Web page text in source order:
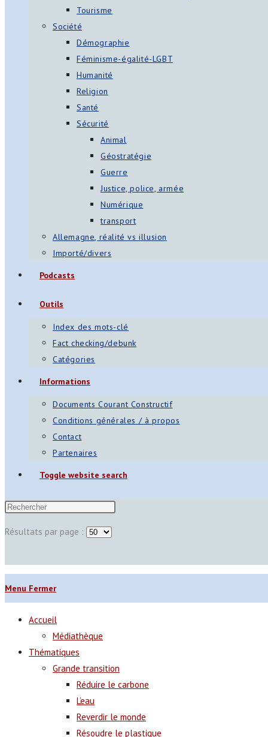
Tourisme
Société
Démographie
Féminisme-égalité-LGBT
Humanité
Religion
Santé
Sécurité
Animal
Géostratégie
Guerre
Justice, police, armée
Numérique
transport
Allemagne, réalité vs illusion
Importé/divers
Podcasts
Outils
Index des mots-clé
Fact checking/debunk
Catégories
Informations
Documents Courant Constructif
Conditions générales / à propos
Contact
Partenaires
Toggle website search
Résultats par page :
Menu Fermer
Accueil
Médiathèque
Thématiques
Grande transition
Réduire le carbone
L’eau
Reverdir le monde
Résoudre le plastique